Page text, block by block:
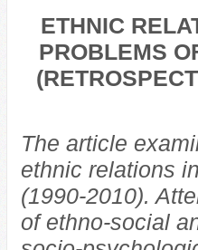
ETHNIC
PROBLEMS
The article
ethnic relations
(1990-2010).
of ethno-social